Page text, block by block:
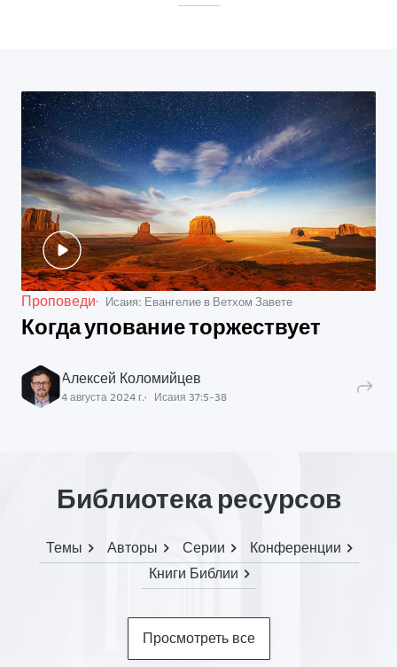
Проповеди Исаия: Евангелие в Ветхом Завете
Когда упование торжествует
Алексей Коломийцев
4 августа 2024 г. Исаия 37:5-38
Библиотека ресурсов
Темы Авторы Серии
Конференции
Книги Библии
Просмотреть все